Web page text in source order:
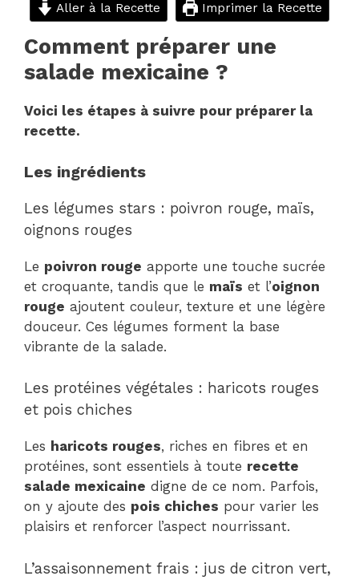
Aller à la Recette Imprimer la Recette
Comment préparer une
salade mexicaine ?
Voici les étapes à suivre pour préparer la
recette.
Les ingrédients
Les légumes stars : poivron rouge, maïs,
oignons rouges
Le poivron rouge apporte une touche sucrée
et croquante, tandis que le maïs et l’oignon
rouge ajoutent couleur, texture et une légère
douceur. Ces légumes forment la base
vibrante de la salade.
Les protéines végétales : haricots rouges
et pois chiches
Les haricots rouges, riches en fibres et en
protéines, sont essentiels à toute recette
salade mexicaine digne de ce nom. Parfois,
on y ajoute des pois chiches pour varier les
plaisirs et renforcer l’aspect nourrissant.
L’assaisonnement frais : jus de citron vert,